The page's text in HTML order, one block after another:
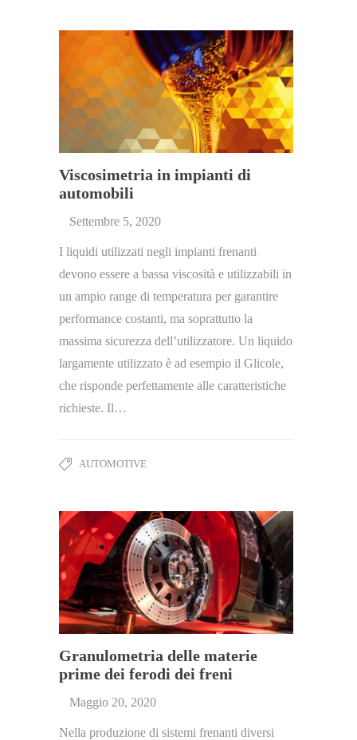
Viscosimetria in impianti di
automobili
Settembre 5, 2020
I liquidi utilizzati negli impianti frenanti
devono essere a bassa viscosità e utilizzabili in
un ampio range di temperatura per garantire
performance costanti, ma soprattutto la
massima sicurezza dell’utilizzatore. Un liquido
largamente utilizzato è ad esempio il Glicole,
che risponde perfettamente alle caratteristiche
richieste. Il…
AUTOMOTIVE
Granulometria delle materie
prime dei ferodi dei freni
Maggio 20, 2020
Nella produzione di sistemi frenanti diversi